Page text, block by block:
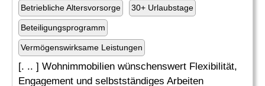
Betriebliche Altersvorsorge 30+ Urlaubstage
Beteiligungsprogramm
Vermögenswirksame Leistungen
[. .. ] Wohnimmobilien wünschenswert Flexibilität,
Engagement und selbstständiges Arbeiten